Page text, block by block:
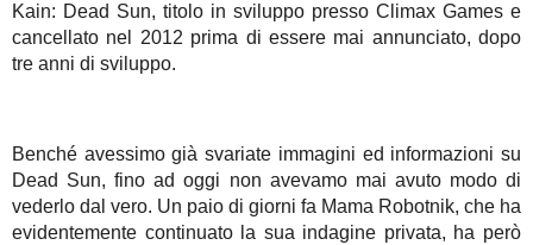
Kain: Dead Sun, titolo in sviluppo presso Climax Games e
cancellato nel 2012 prima di essere mai annunciato, dopo
tre anni di sviluppo.
Benché avessimo già svariate immagini ed informazioni su
Dead Sun, fino ad oggi non avevamo mai avuto modo di
vederlo dal vero. Un paio di giorni fa Mama Robotnik, che ha
evidentemente continuato la sua indagine privata, ha però